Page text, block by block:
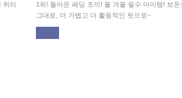
허리
1위! 돌아온 패딩 조끼! 올 겨울 필수 아이템! 보온
그대로, 더 가볍고 더 활동적인 핏으로~